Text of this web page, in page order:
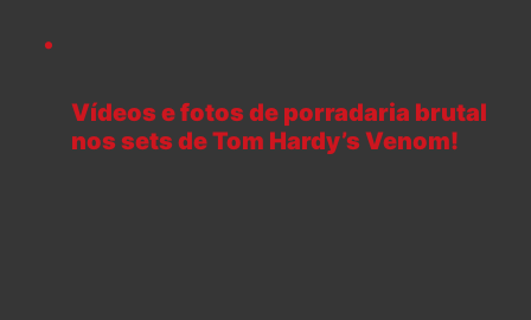
Vídeos e fotos de porradaria brutal
nos sets de Tom Hardy’s Venom!